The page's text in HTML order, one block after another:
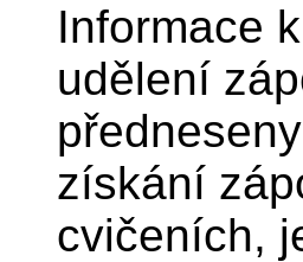
Informace
udělení
získání
cvičeních,